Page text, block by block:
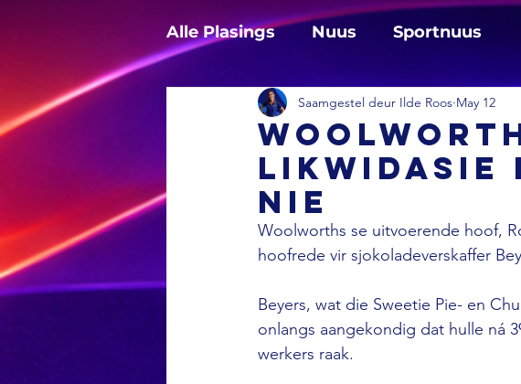
Alle Plasings Nuus Sportnuus
likwidasie
nie
Saamgestel deur Ilde Roos May 12
Woolworths se uitvoerende hoof,
hoofrede vir sjokoladeverskaffer
Beyers, wat die Sweetie Pie- en
onlangs aangekondig dat hulle ná
werkers raak.